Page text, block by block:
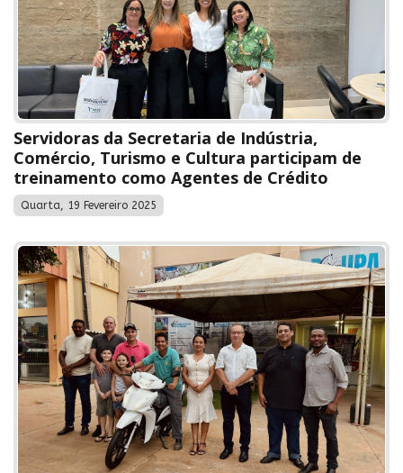
Servidoras da Secretaria de Indústria,
Comércio, Turismo e Cultura participam de
treinamento como Agentes de Crédito
Quarta, 19 Fevereiro 2025